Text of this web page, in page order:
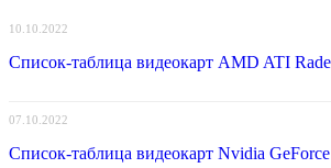
Strix
10.10.2022
Список-таблица видеокарт AMD ATI
07.10.2022
Список-таблица видеокарт Nvidia GeForce